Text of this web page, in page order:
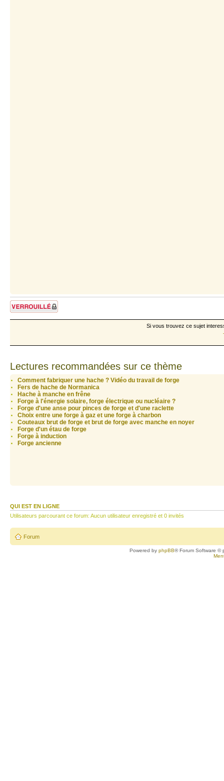
Sujet verrouillé
Si vous trouvez ce sujet
Lectures recommandées sur ce thème
Comment fabriquer une hache ? Vidéo du travail de forge
Fers de hache de Normanica
Hache à manche en frêne
Forge à l'énergie solaire, forge électrique ou nucléaire ?
Forge d'une anse pour pinces de forge et d'une raclette
Choix entre une forge à gaz et une forge à charbon
Couteaux brut de forge et brut de forge avec manche en noyer
Forge d'un étau de forge
Forge à induction
Forge ancienne
QUI EST EN LIGNE
Utilisateurs parcourant ce forum: Aucun utilisateur enregistré et 0 invités
Forum
Powered byphpBB® Forum Software ©